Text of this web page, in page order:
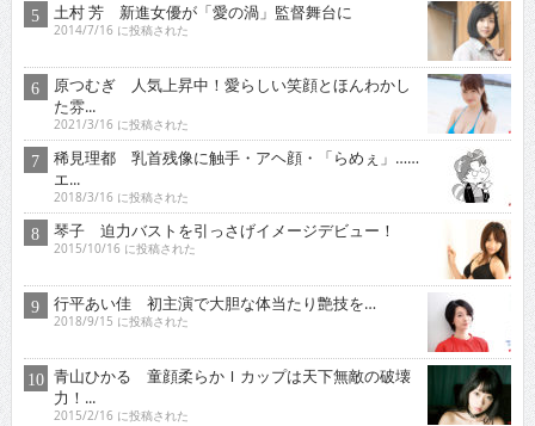
土村 芳 新進女優が「愛の渦」監督舞台に
2014/7/16 に投稿された
原つむぎ 人気上昇中！愛らしい笑顔とほんわかし
た雰...
2021/3/16 に投稿された
稀見理都 乳首残像に触手・アヘ顔・「らめぇ」……
エ...
2018/3/16 に投稿された
琴子 迫力バストを引っさげイメージデビュー！
2015/10/16 に投稿された
行平あい佳 初主演で大胆な体当たり艶技を…
2018/9/15 に投稿された
青山ひかる 童顔柔らかＩカップは天下無敵の破壊
力！...
2015/2/16 に投稿された